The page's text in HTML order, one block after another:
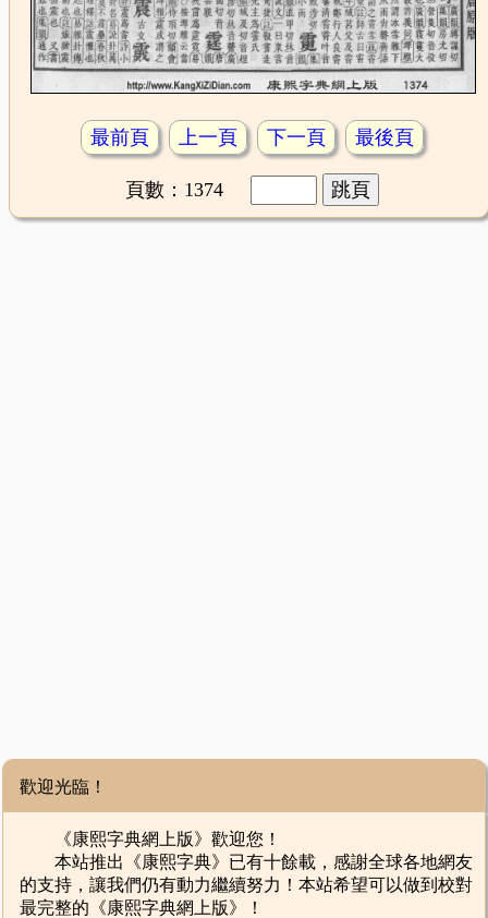
最前頁 上一頁 下一頁 最後頁
頁數：1374
歡迎光臨！
《康熙字典網上版》歡迎您！
本站推出《康熙字典》已有十餘載，感謝全球各地網友
的支持，讓我們仍有動力繼續努力！本站希望可以做到校對
最完整的《康熙字典網上版》！